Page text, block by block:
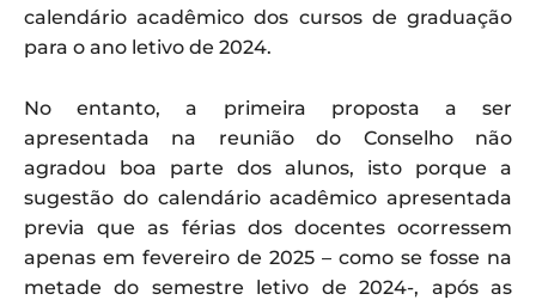
calendário acadêmico dos cursos de graduação
para o ano letivo de 2024.
No entanto, a primeira proposta a ser
apresentada na reunião do Conselho não
agradou boa parte dos alunos, isto porque a
sugestão do calendário acadêmico apresentada
previa que as férias dos docentes ocorressem
apenas em fevereiro de 2025 – como se fosse na
metade do semestre letivo de 2024-, após as